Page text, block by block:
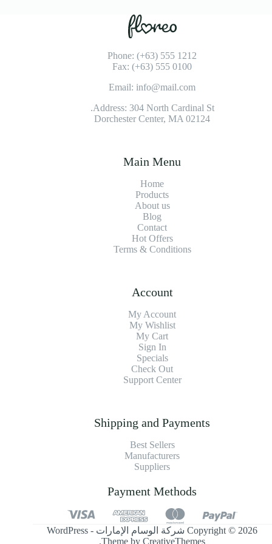
Phone: (+63) 555 1212
Fax: (+63) 555 0100
Email: info@mail.com
Address: 304 North Cardinal St.
Dorchester Center, MA 02124
Main Menu
Home
Products
About us
Blog
Contact
Hot Offers
Terms & Conditions
Account
My Account
My Wishlist
My Cart
Sign In
Specials
Check Out
Support Center
Shipping and Payments
Best Sellers
Manufacturers
Suppliers
Payment Methods
Copyright © 2026 شركة الوسام الإمارات - WordPress
Theme byCreativeThemes
.